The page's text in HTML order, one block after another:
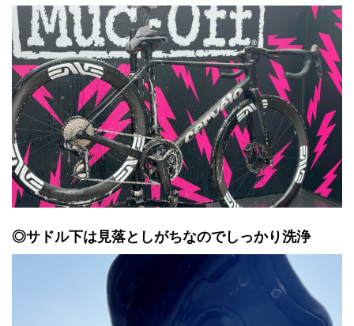
◎サドル下は見落としがちなのでしっかり洗浄